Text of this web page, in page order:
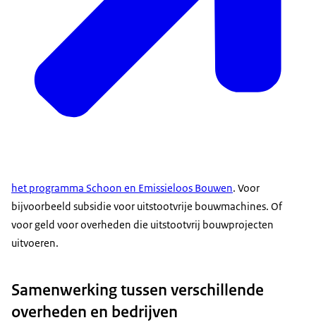
het programma Schoon en Emissieloos Bouwen. Voor
bijvoorbeeld subsidie voor uitstootvrije bouwmachines. Of
voor geld voor overheden die uitstootvrij bouwprojecten
uitvoeren.
Samenwerking tussen verschillende
overheden en bedrijven